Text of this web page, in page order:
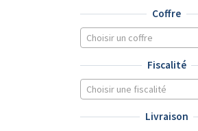
Coffre
Choisir un coffre
Fiscalité
Choisir une fiscalité
Livraison